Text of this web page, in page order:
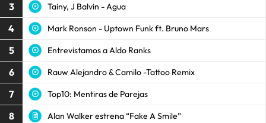
3 Tainy, J Balvin - Agua
4 Mark Ronson - Uptown Funk ft. Bruno Mars
5 Entrevistamos a Aldo Ranks
6 Rauw Alejandro & Camilo -Tattoo Remix
7 Top10: Mentiras de Parejas
8 Alan Walker estrena “Fake A Smile”